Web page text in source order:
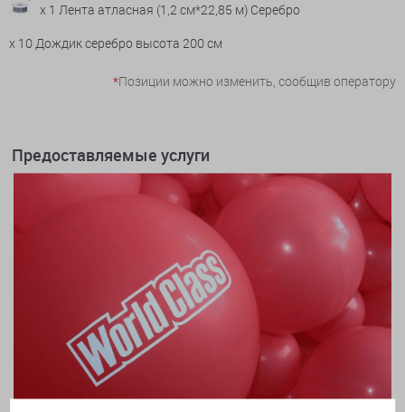
x 1 Лента атласная (1,2 см*22,85 м) Серебро
x 10 Дождик серебро высота 200 см
*Позиции можно изменить, сообщив оператору
Предоставляемые услуги